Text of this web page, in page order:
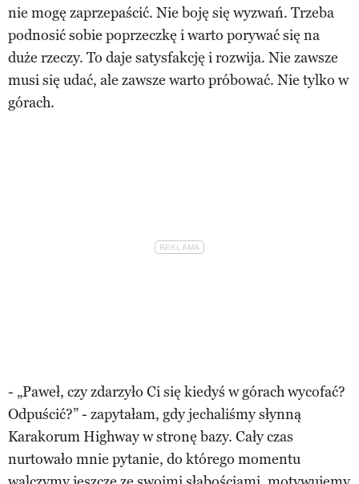
nie mogę zaprzepaścić. Nie boję się wyzwań. Trzeba
podnosić sobie poprzeczkę i warto porywać się na
duże rzeczy. To daje satysfakcję i rozwija. Nie zawsze
musi się udać, ale zawsze warto próbować. Nie tylko w
górach.
- „Paweł, czy zdarzyło Ci się kiedyś w górach wycofać?
Odpuścić?” - zapytałam, gdy jechaliśmy słynną
Karakorum Highway w stronę bazy. Cały czas
nurtowało mnie pytanie, do którego momentu